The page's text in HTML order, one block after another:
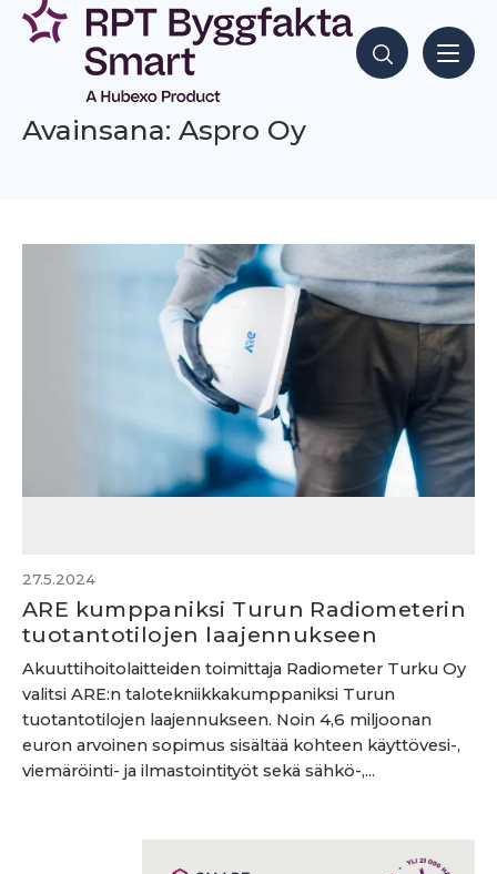
Siirry
sisältöön
Hae sisältöjä
Avainsana: Aspro Oy
27.5.2024
ARE kumppaniksi Turun Radiometerin
tuotantotilojen laajennukseen
Akuuttihoitolaitteiden toimittaja Radiometer Turku Oy
valitsi ARE:n talotekniikkakumppaniksi Turun
tuotantotilojen laajennukseen. Noin 4,6 miljoonan
euron arvoinen sopimus sisältää kohteen käyttövesi-,
viemäröinti- ja ilmastointityöt sekä sähkö-,...